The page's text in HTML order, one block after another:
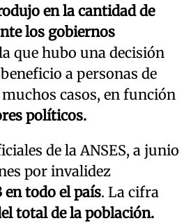
en la cantidad de
los gobiernos
que hubo una decisión
a personas de
casos, en función
políticos.
de la ANSES, a junio
por invalidez
en todo el país. La cifra
total de la población.